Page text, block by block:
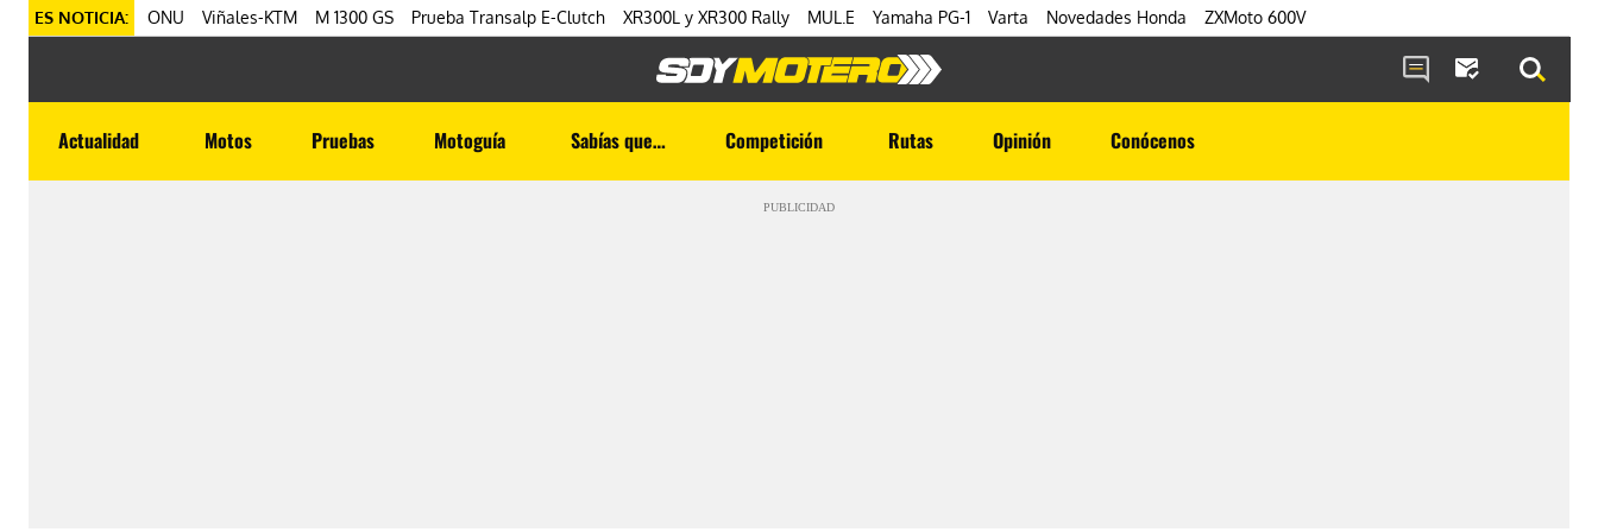
ES NOTICIA: ONU Viñales-KTM M 1300 GS Prueba Transalp E-Clutch XR300L y XR300 Rally MUL.E Yamaha PG-1 Varta Novedades Honda ZXMoto 600V
Actualidad Motos Pruebas Motoguía Sabías que… Competición Rutas Opinión Conócenos
PUBLICIDAD